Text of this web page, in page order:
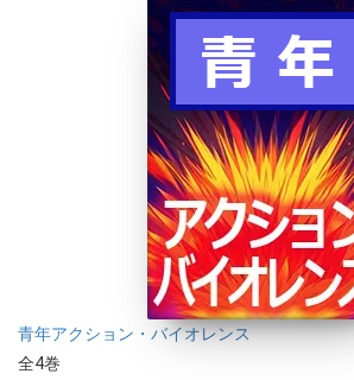
青年アクション・バイオレンス
全4巻